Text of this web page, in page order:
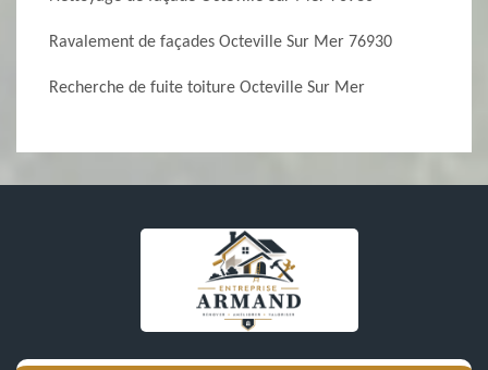
Ravalement de façades Octeville Sur Mer 76930
Recherche de fuite toiture Octeville Sur Mer